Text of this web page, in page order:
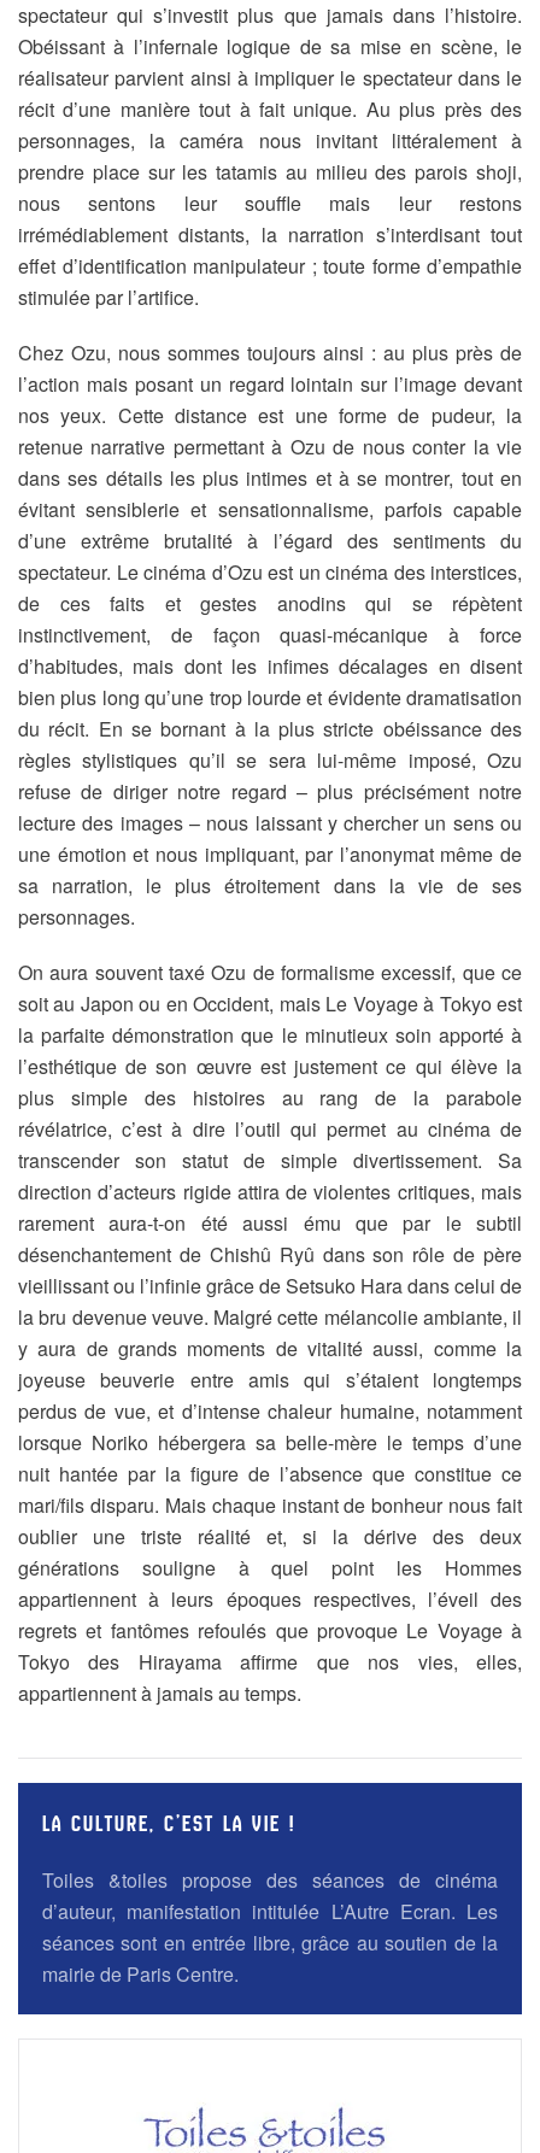
spectateur qui s’investit plus que jamais dans l’histoire.
Obéissant à l’infernale logique de sa mise en scène, le
réalisateur parvient ainsi à impliquer le spectateur dans le
récit d’une manière tout à fait unique. Au plus près des
personnages, la caméra nous invitant littéralement à
prendre place sur les tatamis au milieu des parois shoji,
nous sentons leur souffle mais leur restons
irrémédiablement distants, la narration s’interdisant tout
effet d’identification manipulateur ; toute forme d’empathie
stimulée par l’artifice.
Chez Ozu, nous sommes toujours ainsi : au plus près de
l’action mais posant un regard lointain sur l’image devant
nos yeux. Cette distance est une forme de pudeur, la
retenue narrative permettant à Ozu de nous conter la vie
dans ses détails les plus intimes et à se montrer, tout en
évitant sensiblerie et sensationnalisme, parfois capable
d’une extrême brutalité à l’égard des sentiments du
spectateur. Le cinéma d’Ozu est un cinéma des interstices,
de ces faits et gestes anodins qui se répètent
instinctivement, de façon quasi-mécanique à force
d’habitudes, mais dont les infimes décalages en disent
bien plus long qu’une trop lourde et évidente dramatisation
du récit. En se bornant à la plus stricte obéissance des
règles stylistiques qu’il se sera lui-même imposé, Ozu
refuse de diriger notre regard – plus précisément notre
lecture des images – nous laissant y chercher un sens ou
une émotion et nous impliquant, par l’anonymat même de
sa narration, le plus étroitement dans la vie de ses
personnages.
On aura souvent taxé Ozu de formalisme excessif, que ce
soit au Japon ou en Occident, mais Le Voyage à Tokyo est
la parfaite démonstration que le minutieux soin apporté à
l’esthétique de son œuvre est justement ce qui élève la
plus simple des histoires au rang de la parabole
révélatrice, c’est à dire l’outil qui permet au cinéma de
transcender son statut de simple divertissement. Sa
direction d’acteurs rigide attira de violentes critiques, mais
rarement aura-t-on été aussi ému que par le subtil
désenchantement de Chishû Ryû dans son rôle de père
vieillissant ou l’infinie grâce de Setsuko Hara dans celui de
la bru devenue veuve. Malgré cette mélancolie ambiante, il
y aura de grands moments de vitalité aussi, comme la
joyeuse beuverie entre amis qui s’étaient longtemps
perdus de vue, et d’intense chaleur humaine, notamment
lorsque Noriko hébergera sa belle-mère le temps d’une
nuit hantée par la figure de l’absence que constitue ce
mari/fils disparu. Mais chaque instant de bonheur nous fait
oublier une triste réalité et, si la dérive des deux
générations souligne à quel point les Hommes
appartiennent à leurs époques respectives, l’éveil des
regrets et fantômes refoulés que provoque Le Voyage à
Tokyo des Hirayama affirme que nos vies, elles,
appartiennent à jamais au temps.
LA CULTURE, C’EST LA VIE !
Toiles &toiles propose des séances de cinéma
d’auteur, manifestation intitulée L’Autre Ecran. Les
séances sont en entrée libre, grâce au soutien de la
mairie de Paris Centre.